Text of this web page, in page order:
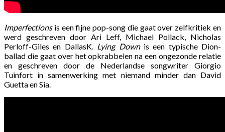
Imperfections is een fijne pop-song die gaat over zelfkritiek en
werd geschreven door Ari Leff, Michael Pollack, Nicholas
Perloff-Giles en DallasK. Lying Down is een typische Dion-
ballad die gaat over het opkrabbelen na een ongezonde relatie
en geschreven door de Nederlandse songwriter Giorgio
Tuinfort in samenwerking met niemand minder dan David
Guetta en Sia.